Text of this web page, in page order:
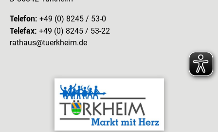
Telefon: +49 (0) 8245 / 53-0
Telefax: +49 (0) 8245 / 53-22
rathaus@tuerkheim.de